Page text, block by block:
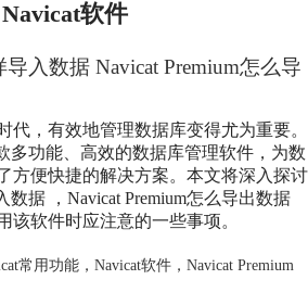
Navicat软件
导入数据 Navicat Premium怎么导
代，有效地管理数据库变得尤为重要。
多功能、高效的数据库管理软件，为数
方便快捷的解决方案。本文将深入探讨
数据 ，Navicat Premium怎么导出数据
该软件时应注意的一些事项。
常用功能， Navicat软件， Navicat Premium